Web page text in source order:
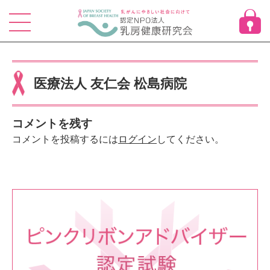
医療法人 友仁会 松島病院
コメントを残す
コメントを投稿するには ログイン してください。